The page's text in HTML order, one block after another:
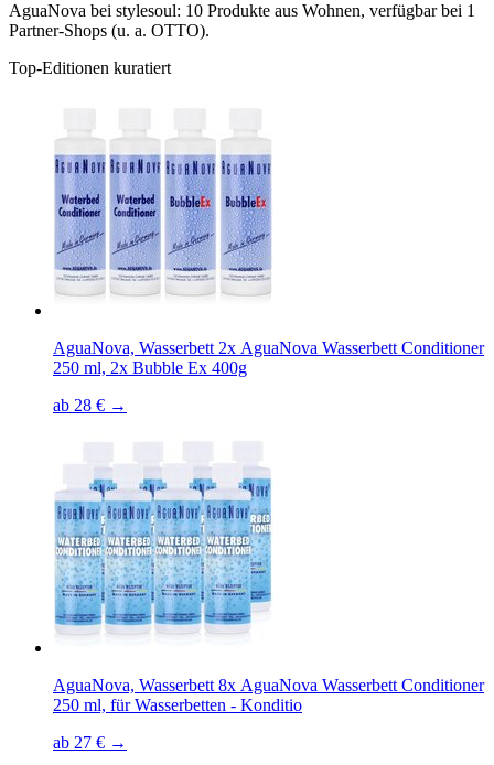
AguaNova bei stylesoul: 10 Produkte aus Wohnen, verfügbar bei 1
Partner-Shops (u. a. OTTO).
Top-Editionen kuratiert
AguaNova, Wasserbett 2x AguaNova Wasserbett Conditioner
250 ml, 2x Bubble Ex 400g
ab 28 € →
AguaNova, Wasserbett 8x AguaNova Wasserbett Conditioner
250 ml, für Wasserbetten - Konditio
ab 27 € →